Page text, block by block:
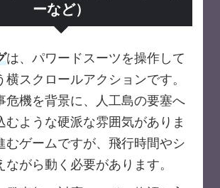
ーなど）
は、パワードスーツを操作して
横スクロールアクションです。
危機を背景に、人工島の要塞へ
むような硬派な雰囲気がありま
むゲームですが、飛行時間やシ
ながら動く必要があります。